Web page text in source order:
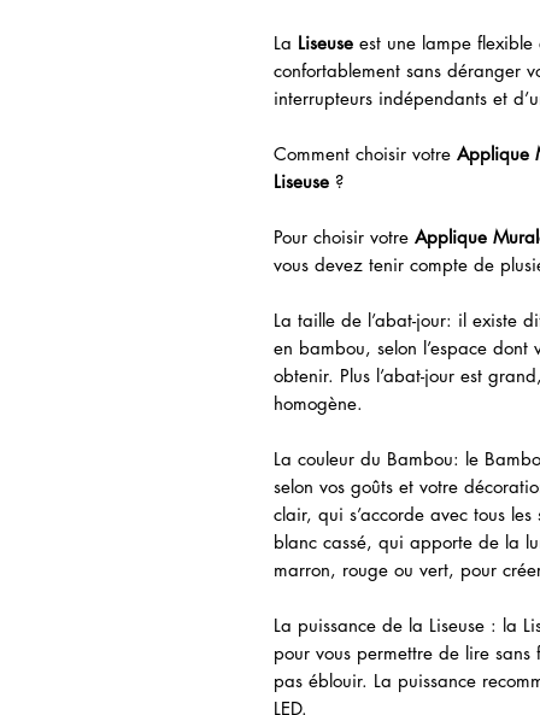
La Liseuse est une lampe
confortablement sans déranger
interrupteurs indépendants et
Comment choisir votre Applique
Liseuse ?
Pour choisir votre Applique
vous devez tenir compte de
La taille de l’abat-jour: il existe
en bambou, selon l’espace dont
obtenir. Plus l’abat-jour est
homogène.
La couleur du Bambou: le
selon vos goûts et votre
clair, qui s’accorde avec tous
blanc cassé, qui apporte de la
marron, rouge ou vert, pour
La puissance de la Liseuse : la
pour vous permettre de lire
pas éblouir. La puissance
LED.